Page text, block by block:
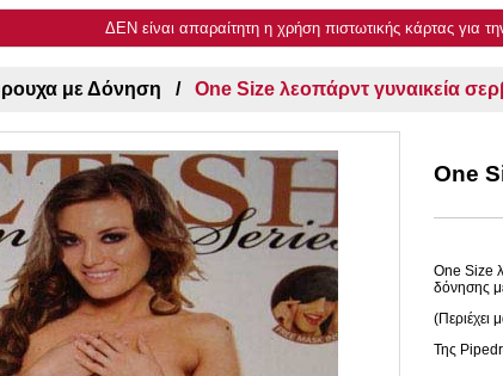
ΔΕΝ είναι απαραίτητη η χρήση πιστωτικής κάρτας για
με Δόνηση One Size λεοπάρντ γυναικεία
One
One Size
δόνησης
Της